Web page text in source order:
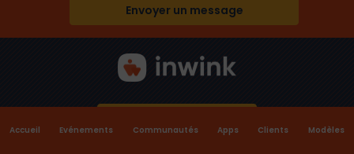
Envoyer un message
Accueil Evénements Communautés Apps Clients Modèles